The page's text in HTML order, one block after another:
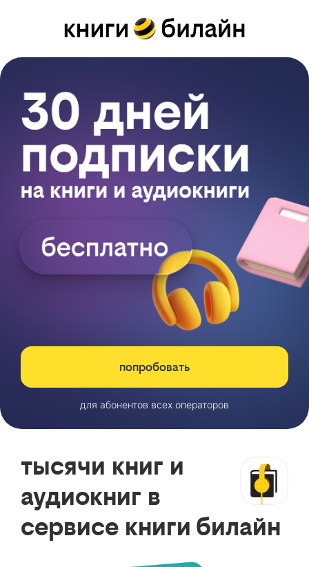
попробовать
для абонентов всех операторов
тысячи книг и
аудиокниг в
сервисе книги билайн